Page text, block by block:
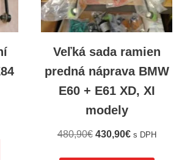
Veľká sada ramien
predná náprava BMW
E60 + E61 XD, XI
modely
480,90€ 430,90€ s DPH